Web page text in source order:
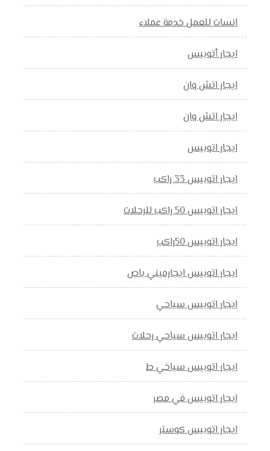
انسات للعمل خدمة عملاء
ايجار أتوبيس
ايجار اتش وان
ايجار اتش وان
ايجار اتوبيس
ايجار اتوبيس 33 راكب
ايجار اتوبيس 50 راكب للرحلات
ايجار اتوبيس 50راكب
ايجار اتوبيس ايجارميني باص
ايجار اتوبيس سياحي
ايجار اتوبيس سياحي رحلات
ايجار اتوبيس سياخي ط
ايجار اتوبيس في مصر
ايجار اتوبيس كوستر